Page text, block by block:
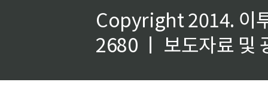
Copyright 2014. 이
2680 ㅣ 보도자료